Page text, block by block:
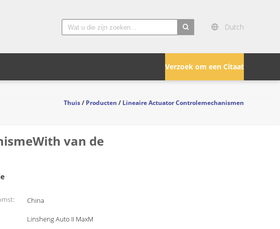
Dutch
Verzoek om een Citaat
Thuis/Producten/Lineaire Actuator Controlemechanismen
van de
China
Linsheng Auto II MaxM